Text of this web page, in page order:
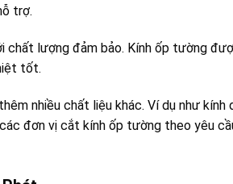
trợ.
chất lượng đảm bảo. Kính ốp tường
tốt.
nhiều chất liệu khác. Ví dụ như kính
đơn vị cắt kính ốp tường theo yêu